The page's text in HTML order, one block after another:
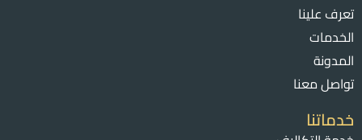
تعرف علينا
الخدمات
المدونة
تواصل معنا
خدماتنا